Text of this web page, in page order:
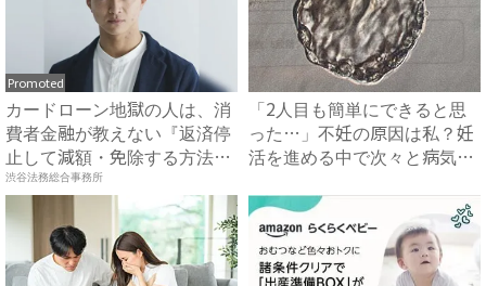
Promoted
カードローン地獄の人は、消
費者金融が教えない『返済停
止して減額・免除する方法』
で...
渋谷法務総合事務所
「2人目も簡単にできると思
った…」不妊の原因は私？妊
活を進める中で次々と病気が